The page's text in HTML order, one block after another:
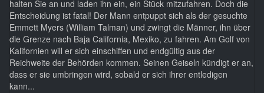
halten Sie an und laden ihn ein, ein Stück mitzufahren. Doch die
Entscheidung ist fatal! Der Mann entpuppt sich als der gesuchte
Emmett Myers (William Talman) und zwingt die Männer, ihn über
die Grenze nach Baja California, Mexiko, zu fahren. Am Golf von
Kalifornien will er sich einschiffen und endgültig aus der
Reichweite der Behörden kommen. Seinen Geiseln kündigt er an,
dass er sie umbringen wird, sobald er sich ihrer entledigen
kann...